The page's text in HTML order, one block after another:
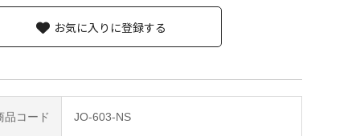
品コード JO-603-NS
お気に入りに登録する